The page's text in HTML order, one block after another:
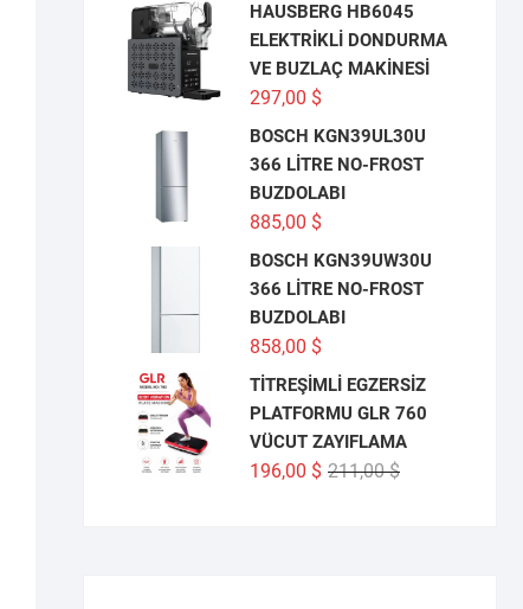
HAUSBERG HB6045
ELEKTRİKLİ DONDURMA
VE BUZLAÇ MAKİNESİ
297,00 $
BOSCH KGN39UL30U
366 LİTRE NO-FROST
BUZDOLABI
885,00 $
BOSCH KGN39UW30U
366 LİTRE NO-FROST
BUZDOLABI
858,00 $
TİTREŞİMLİ EGZERSİZ
PLATFORMU GLR 760
VÜCUT ZAYIFLAMA
211,00$Orijinal
196,00 $
Şu